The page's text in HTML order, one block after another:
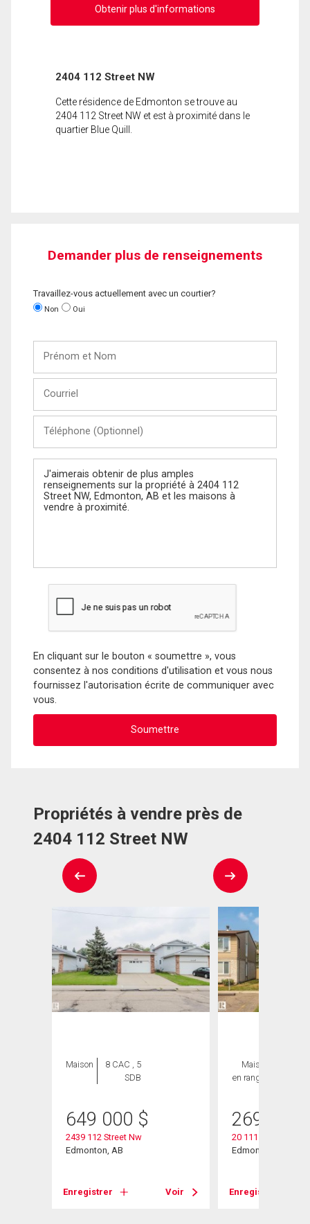
Obtenir plus d'informations
2404 112 Street NW
Cette résidence de Edmonton se trouve au
2404 112 Street NW et est à proximité dans le
quartier Blue Quill.
Demander plus de renseignements
Travaillez-vous actuellement avec un courtier?
Non Oui
Nom
(Optionnel)
Message
En cliquant sur le bouton « soumettre », vous
consentez à nos conditions d'utilisation et vous nous
fournissez l'autorisation écrite de communiquer avec
vous.
Propriétés à vendre près de
2404 112 Street NW
Maison
8 CAC , 5
SDB
649 000 $
2439 112 Street Nw
Edmonton, AB
Enregistrer Voir
Maison
en rangée
269 000
20 11115 27
Edmonton, AB
Enregistrer